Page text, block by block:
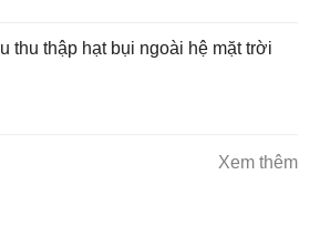
thu thập hạt bụi ngoài hệ mặt trời
Xem thêm